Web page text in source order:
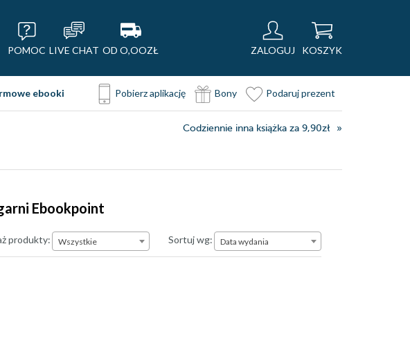
POMOC LIVE CHAT OD O,OOZŁ ZALOGUJ KOSZYK
ebooki Pobierz aplikację Bony Podaruj prezent
Codziennie inna książka za 9,90zł
Ebookpoint
produkty: Wszystkie Sortuj wg:Data wydania
Data wydania